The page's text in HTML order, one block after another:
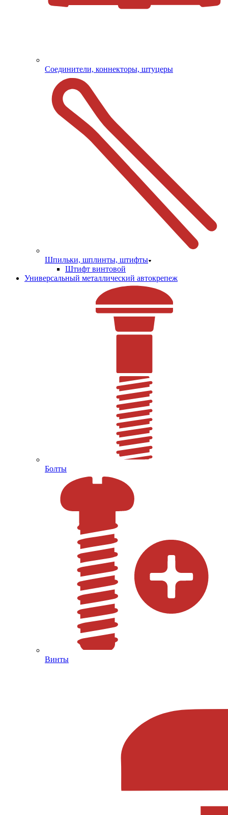
Соединители, коннекторы, штуцеры
Шпильки, шплинты, штифты
Штифт винтовой
Универсальный металлический автокрепеж
Болты
Винты